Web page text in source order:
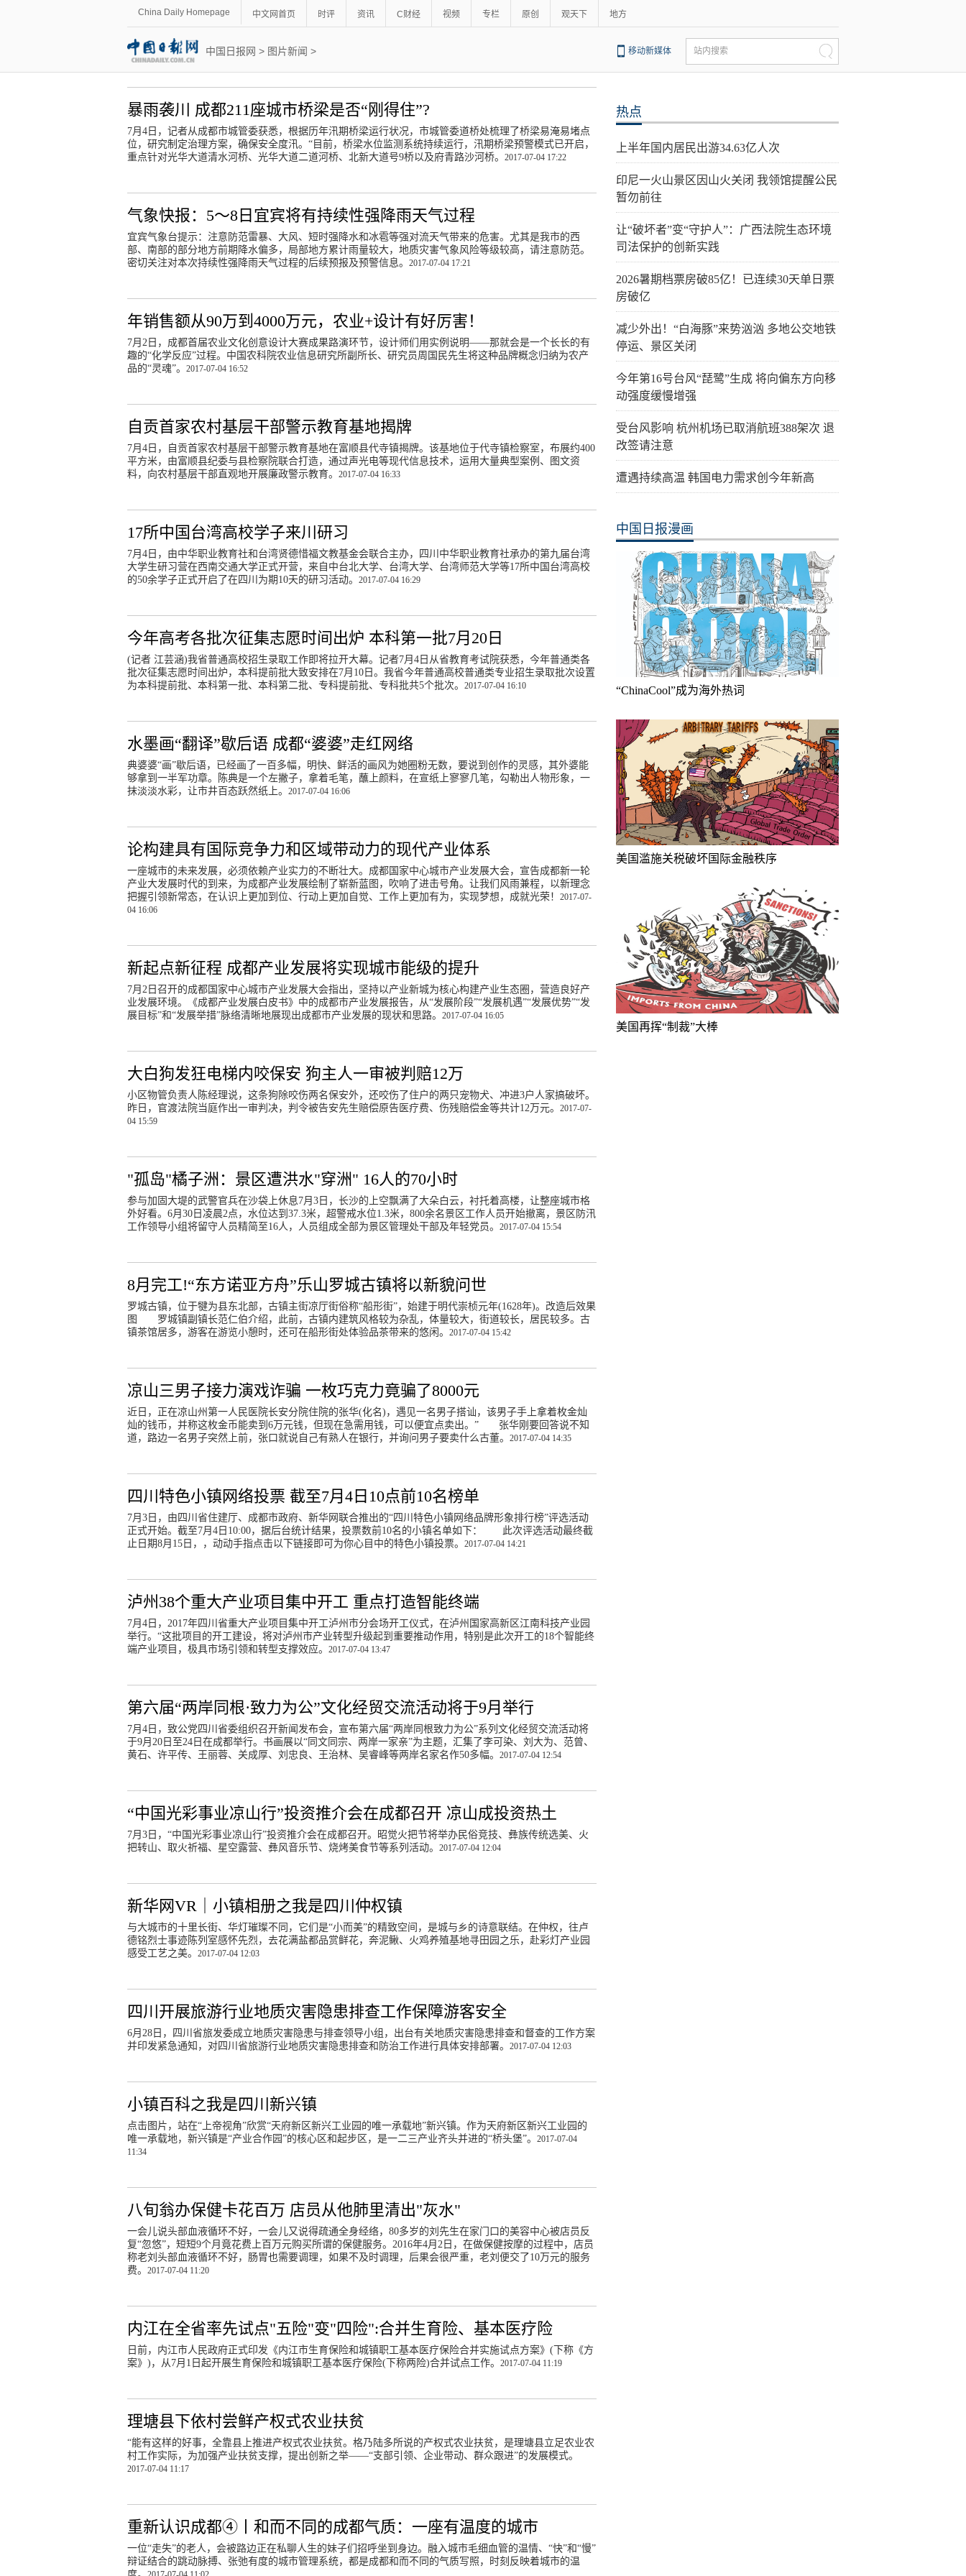
China Daily Homepage 中文网首页 时评 资讯 C财经 视频 专栏 原创 观天下 地方
中国日报网 > 图片新闻 > 移动新媒体 站内搜索
暴雨袭川 成都211座城市桥梁是否“刚得住”?
7月4日，记者从成都市城管委获悉，根据历年汛期桥梁运行状况，市城管委道桥处梳理了桥梁易淹易堵点
位，研究制定治理方案，确保安全度汛。“目前，桥梁水位监测系统持续运行，汛期桥梁预警模式已开启，
重点针对光华大道清水河桥、光华大道二道河桥、北新大道号9桥以及府青路沙河桥。 2017-07-04 17:22
气象快报：5～8日宜宾将有持续性强降雨天气过程
宜宾气象台提示：注意防范雷暴、大风、短时强降水和冰雹等强对流天气带来的危害。尤其是我市的西
部、南部的部分地方前期降水偏多，局部地方累计雨量较大，地质灾害气象风险等级较高，请注意防范。
密切关注对本次持续性强降雨天气过程的后续预报及预警信息。 2017-07-04 17:21
年销售额从90万到4000万元，农业+设计有好厉害！
7月2日，成都首届农业文化创意设计大赛成果路演环节，设计师们用实例说明——那就会是一个长长的有
趣的“化学反应”过程。中国农科院农业信息研究所副所长、研究员周国民先生将这种品牌概念归纳为农产
品的“灵魂”。 2017-07-04 16:52
自贡首家农村基层干部警示教育基地揭牌
7月4日，自贡首家农村基层干部警示教育基地在富顺县代寺镇揭牌。该基地位于代寺镇检察室，布展约400
平方米，由富顺县纪委与县检察院联合打造，通过声光电等现代信息技术，运用大量典型案例、图文资
料，向农村基层干部直观地开展廉政警示教育。 2017-07-04 16:33
17所中国台湾高校学子来川研习
7月4日，由中华职业教育社和台湾贤德惜福文教基金会联合主办，四川中华职业教育社承办的第九届台湾
大学生研习营在西南交通大学正式开营，来自中台北大学、台湾大学、台湾师范大学等17所中国台湾高校
的50余学子正式开启了在四川为期10天的研习活动。 2017-07-04 16:29
今年高考各批次征集志愿时间出炉 本科第一批7月20日
(记者 江芸涵)我省普通高校招生录取工作即将拉开大幕。记者7月4日从省教育考试院获悉，今年普通类各
批次征集志愿时间出炉，本科提前批大致安排在7月10日。我省今年普通高校普通类专业招生录取批次设置
为本科提前批、本科第一批、本科第二批、专科提前批、专科批共5个批次。 2017-07-04 16:10
水墨画“翻译”歇后语 成都“婆婆”走红网络
典婆婆“画”歇后语，已经画了一百多幅，明快、鲜活的画风为她圈粉无数，要说到创作的灵感，其外婆能
够拿到一半军功章。陈典是一个左撇子，拿着毛笔，蘸上颜料，在宣纸上寥寥几笔，勾勒出人物形象，一
抹淡淡水彩，让市井百态跃然纸上。 2017-07-04 16:06
论构建具有国际竞争力和区域带动力的现代产业体系
一座城市的未来发展，必须依赖产业实力的不断壮大。成都国家中心城市产业发展大会，宣告成都新一轮
产业大发展时代的到来，为成都产业发展绘制了崭新蓝图，吹响了进击号角。让我们风雨兼程，以新理念
把握引领新常态，在认识上更加到位、行动上更加自觉、工作上更加有为，实现梦想，成就光荣！ 2017-07-
04 16:06
新起点新征程 成都产业发展将实现城市能级的提升
7月2日召开的成都国家中心城市产业发展大会指出，坚持以产业新城为核心构建产业生态圈，营造良好产
业发展环境。《成都产业发展白皮书》中的成都市产业发展报告，从“发展阶段”“发展机遇”“发展优势”“发
展目标”和“发展举措”脉络清晰地展现出成都市产业发展的现状和思路。 2017-07-04 16:05
大白狗发狂电梯内咬保安 狗主人一审被判赔12万
小区物管负责人陈经理说，这条狗除咬伤两名保安外，还咬伤了住户的两只宠物犬、冲进3户人家搞破坏。
昨日，官渡法院当庭作出一审判决，判令被告安先生赔偿原告医疗费、伤残赔偿金等共计12万元。 2017-07-
04 15:59
"孤岛"橘子洲：景区遭洪水"穿洲" 16人的70小时
参与加固大堤的武警官兵在沙袋上休息7月3日，长沙的上空飘满了大朵白云，衬托着高楼，让整座城市格
外好看。6月30日凌晨2点，水位达到37.3米，超警戒水位1.3米，800余名景区工作人员开始撤离，景区防汛
工作领导小组将留守人员精简至16人，人员组成全部为景区管理处干部及年轻党员。 2017-07-04 15:54
8月完工!“东方诺亚方舟”乐山罗城古镇将以新貌问世
罗城古镇，位于犍为县东北部，古镇主街凉厅街俗称“船形街”，始建于明代崇桢元年(1628年)。改造后效果
图 罗城镇副镇长范仁伯介绍，此前，古镇内建筑风格较为杂乱，体量较大，街道较长，居民较多。古
镇茶馆居多，游客在游览小憩时，还可在船形街处体验品茶带来的悠闲。 2017-07-04 15:42
凉山三男子接力演戏诈骗 一枚巧克力竟骗了8000元
近日，正在凉山州第一人民医院长安分院住院的张华(化名)，遇见一名男子搭讪，该男子手上拿着枚金灿
灿的钱币，并称这枚金币能卖到6万元钱，但现在急需用钱，可以便宜点卖出。” 张华刚要回答说不知
道，路边一名男子突然上前，张口就说自己有熟人在银行，并询问男子要卖什么古董。 2017-07-04 14:35
四川特色小镇网络投票 截至7月4日10点前10名榜单
7月3日，由四川省住建厅、成都市政府、新华网联合推出的“四川特色小镇网络品牌形象排行榜”评选活动
正式开始。截至7月4日10:00，据后台统计结果，投票数前10名的小镇名单如下： 此次评选活动最终截
止日期8月15日，，动动手指点击以下链接即可为你心目中的特色小镇投票。 2017-07-04 14:21
泸州38个重大产业项目集中开工 重点打造智能终端
7月4日，2017年四川省重大产业项目集中开工泸州市分会场开工仪式，在泸州国家高新区江南科技产业园
举行。“这批项目的开工建设，将对泸州市产业转型升级起到重要推动作用，特别是此次开工的18个智能终
端产业项目，极具市场引领和转型支撑效应。 2017-07-04 13:47
第六届“两岸同根·致力为公”文化经贸交流活动将于9月举行
7月4日，致公党四川省委组织召开新闻发布会，宣布第六届“两岸同根致力为公”系列文化经贸交流活动将
于9月20日至24日在成都举行。书画展以“同文同宗、两岸一家亲”为主题，汇集了李可染、刘大为、范曾、
黄石、许平传、王丽蓉、关成厚、刘忠良、王治林、吴睿峰等两岸名家名作50多幅。 2017-07-04 12:54
“中国光彩事业凉山行”投资推介会在成都召开 凉山成投资热土
7月3日，“中国光彩事业凉山行”投资推介会在成都召开。昭觉火把节将举办民俗竞技、彝族传统选美、火
把转山、取火祈福、星空露营、彝风音乐节、烧烤美食节等系列活动。 2017-07-04 12:04
新华网VR｜小镇相册之我是四川仲权镇
与大城市的十里长街、华灯璀璨不同，它们是“小而美”的精致空间，是城与乡的诗意联结。在仲权，往卢
德铭烈士事迹陈列室感怀先烈，去花满盐都品赏鲜花，奔泥鳅、火鸡养殖基地寻田园之乐，赴彩灯产业园
感受工艺之美。 2017-07-04 12:03
四川开展旅游行业地质灾害隐患排查工作保障游客安全
6月28日，四川省旅发委成立地质灾害隐患与排查领导小组，出台有关地质灾害隐患排查和督查的工作方案
并印发紧急通知，对四川省旅游行业地质灾害隐患排查和防治工作进行具体安排部署。 2017-07-04 12:03
小镇百科之我是四川新兴镇
点击图片，站在“上帝视角”欣赏“天府新区新兴工业园的唯一承载地”新兴镇。作为天府新区新兴工业园的
唯一承载地，新兴镇是“产业合作园”的核心区和起步区，是一二三产业齐头并进的“桥头堡”。 2017-07-04
11:34
八旬翁办保健卡花百万 店员从他肺里清出"灰水"
一会儿说头部血液循环不好，一会儿又说得疏通全身经络，80多岁的刘先生在家门口的美容中心被店员反
复“忽悠”，短短9个月竟花费上百万元购买所谓的保健服务。2016年4月2日，在做保健按摩的过程中，店员
称老刘头部血液循环不好，肠胃也需要调理，如果不及时调理，后果会很严重，老刘便交了10万元的服务
费。 2017-07-04 11:20
内江在全省率先试点"五险"变"四险":合并生育险、基本医疗险
日前，内江市人民政府正式印发《内江市生育保险和城镇职工基本医疗保险合并实施试点方案》(下称《方
案》)，从7月1日起开展生育保险和城镇职工基本医疗保险(下称两险)合并试点工作。 2017-07-04 11:19
理塘县下依村尝鲜产权式农业扶贫
“能有这样的好事，全靠县上推进产权式农业扶贫。格乃陆多所说的产权式农业扶贫，是理塘县立足农业农
村工作实际，为加强产业扶贫支撑，提出创新之举——“支部引领、企业带动、群众跟进”的发展模式。
2017-07-04 11:17
重新认识成都④丨和而不同的成都气质：一座有温度的城市
一位“走失”的老人，会被路边正在私聊人生的妹子们招呼坐到身边。融入城市毛细血管的温情、“快”和“慢”
辩证结合的跳动脉搏、张弛有度的城市管理系统，都是成都和而不同的气质写照，时刻反映着城市的温
热点
上半年国内居民出游34.63亿人次
印尼一火山景区因山火关闭 我领馆提醒公民
暂勿前往
让“破坏者”变“守护人”：广西法院生态环境
司法保护的创新实践
2026暑期档票房破85亿！已连续30天单日票
房破亿
减少外出！“白海豚”来势汹汹 多地公交地铁
停运、景区关闭
今年第16号台风“琵鹭”生成 将向偏东方向移
动强度缓慢增强
受台风影响 杭州机场已取消航班388架次 退
改签请注意
遭遇持续高温 韩国电力需求创今年新高
中国日报漫画
“ChinaCool”成为海外热词
美国滥施关税破坏国际金融秩序
美国再挥“制裁”大棒